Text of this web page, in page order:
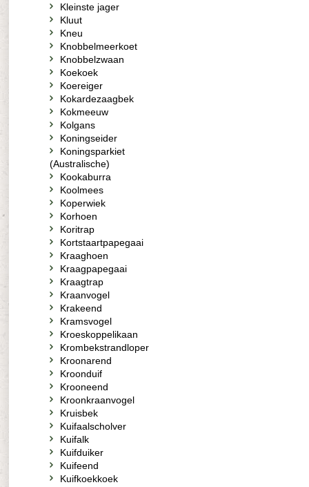
Kleinste jager
Kluut
Kneu
Knobbelmeerkoet
Knobbelzwaan
Koekoek
Koereiger
Kokardezaagbek
Kokmeeuw
Kolgans
Koningseider
Koningsparkiet
(Australische)
Kookaburra
Koolmees
Koperwiek
Korhoen
Koritrap
Kortstaartpapegaai
Kraaghoen
Kraagpapegaai
Kraagtrap
Kraanvogel
Krakeend
Kramsvogel
Kroeskoppelikaan
Krombekstrandloper
Kroonarend
Kroonduif
Krooneend
Kroonkraanvogel
Kruisbek
Kuifaalscholver
Kuifalk
Kuifduiker
Kuifeend
Kuifkoekkoek